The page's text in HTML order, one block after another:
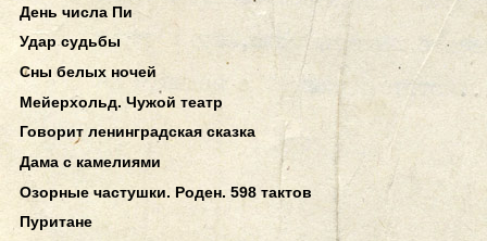
День числа Пи
Удар судьбы
Сны белых ночей
Мейерхольд. Чужой театр
Говорит ленинградская сказка
Дама с камелиями
Озорные частушки. Роден. 598 тактов
Пуритане